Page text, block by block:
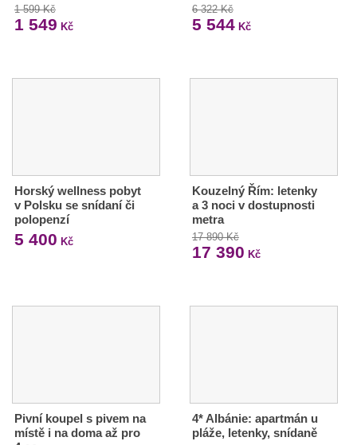
1 599 Kč
1 549 Kč
6 322 Kč
5 544Kč
Horský wellness pobyt
v Polsku se snídaní či
polopenzí
5 400 Kč
Kouzelný Řím: letenky
a 3 noci v dostupnosti
metra
17 890 Kč
17 390 Kč
Pivní koupel s pivem na
místě i na doma až pro
4* Albánie: apartmán u
pláže, letenky, snídaně